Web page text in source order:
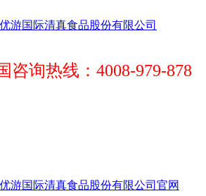
咨询热线：4008-979-878